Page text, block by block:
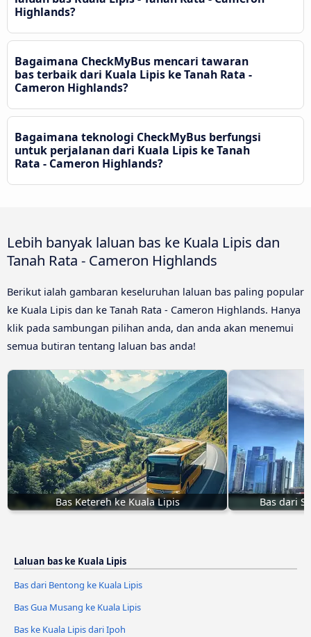
Highlands?
Bagaimana CheckMyBus mencari tawaran
bas terbaik dari Kuala Lipis ke Tanah Rata -
Cameron Highlands?
Bagaimana teknologi CheckMyBus berfungsi
untuk perjalanan dari Kuala Lipis ke Tanah
Rata - Cameron Highlands?
Lebih banyak laluan bas ke Kuala Lipis dan
Tanah Rata - Cameron Highlands
Berikut ialah gambaran keseluruhan laluan bas paling popular
ke Kuala Lipis dan ke Tanah Rata - Cameron Highlands. Hanya
klik pada sambungan pilihan anda, dan anda akan menemui
semua butiran tentang laluan bas anda!
Bas Ketereh ke Kuala Lipis Bas dari
Laluan bas ke Kuala Lipis
Bas dari Bentong ke Kuala Lipis
Bas Gua Musang ke Kuala Lipis
Bas ke Kuala Lipis dari Ipoh